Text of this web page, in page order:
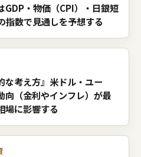
GDP・物価（CPI）・日銀短
指数で見通しを予想する
な考え方』米ドル・ユー
向（金利やインフレ）が最
場に影響する